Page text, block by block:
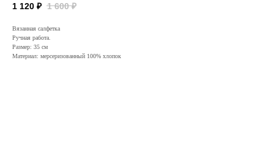
1 120 ₽ 1 600 ₽
Вязанная салфетка
Ручная работа.
Размер: 35 см
Материал: мерсеризованный 100% хлопок